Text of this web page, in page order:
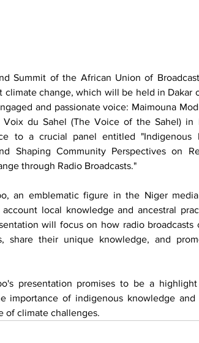
Summit of the African Union of
change, which will be held in Dakar
and passionate voice: Maimouna
du Sahel (The Voice of the Sahel)
to a crucial panel entitled "Indigenous
Shaping Community Perspectives on
through Radio Broadcasts."
an emblematic figure in the Niger
local knowledge and ancestral
will focus on how radio
share their unique knowledge, and
presentation promises to be a
importance of indigenous knowledge
of climate challenges.